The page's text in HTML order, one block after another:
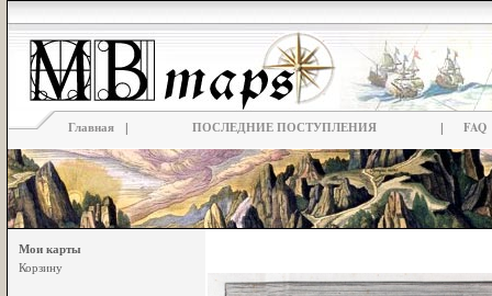
Главная | ПОСЛЕДНИЕ ПОСТУПЛЕНИЯ | FAQ
Мои карты
Корзину